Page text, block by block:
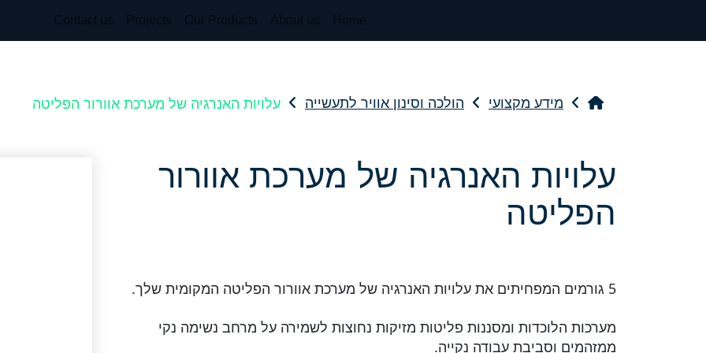
Home
About us
Our Products
Projects
Contact us
מידע מקצועי הולכה וסינון אוויר לתעשייה עלויות האנרגיה של מערכת אוורור הפליטה
עלויות האנרגיה של מערכת אוורור
הפליטה
5 גורמים המפחיתים את עלויות האנרגיה של מערכת אוורור הפליטה המקומית שלך.
מערכות הלוכדות ומסננות פליטות מזיקות נחוצות לשמירה על מרחב נשימה נקי
ממזהמים וסביבת עבודה נקייה.